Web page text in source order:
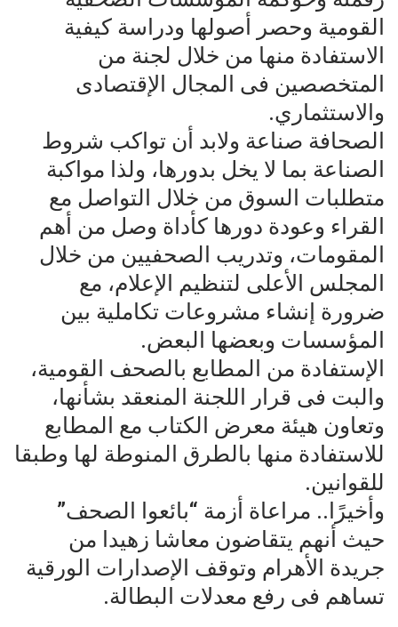
القومية وحصر أصولها ودراسة كيفية
الاستفادة منها من خلال لجنة من
المتخصصين فى المجال الإقتصادى
والاستثماري.
الصحافة صناعة ولابد أن تواكب شروط
الصناعة بما لا يخل بدورها، ولذا مواكبة
متطلبات السوق من خلال التواصل مع
القراء وعودة دورها كأداة وصل من أهم
المقومات، وتدريب الصحفيين من خلال
المجلس الأعلى لتنظيم الإعلام، مع
ضرورة إنشاء مشروعات تكاملية بين
المؤسسات وبعضها البعض.
الإستفادة من المطابع بالصحف القومية،
والبت فى قرار اللجنة المنعقد بشأنها،
وتعاون هيئة معرض الكتاب مع المطابع
للاستفادة منها بالطرق المنوطة لها وطبقا
للقوانين.
وأخيرًا.. مراعاة أزمة “بائعوا الصحف”
حيث أنهم يتقاضون معاشا زهيدا من
جريدة الأهرام وتوقف الإصدارات الورقية
تساهم فى رفع معدلات البطالة.